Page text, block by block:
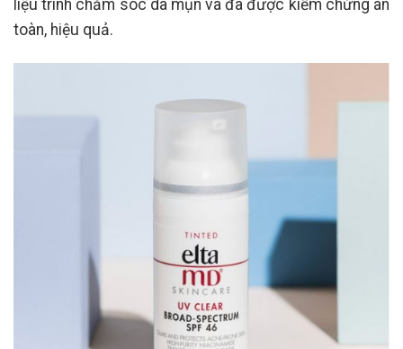
liệu trình chăm sóc da mụn và đã được kiểm chứng an
toàn, hiệu quả.